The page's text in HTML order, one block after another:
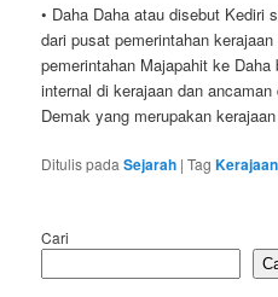
• Daha Daha atau disebut Kediri
dari pusat pemerintahan
pemerintahan Majapahit ke
internal di kerajaan dan
Demak yang merupakan
Ditulis pada Sejarah |Tag
Cari